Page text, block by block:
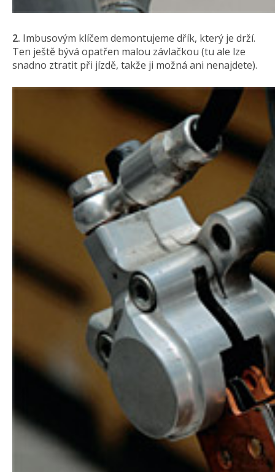
2. Imbusovým klíčem demontujeme dřík, který je drží.
Ten ještě bývá opatřen malou závlačkou (tu ale lze
snadno ztratit při jízdě, takže ji možná ani nenajdete).